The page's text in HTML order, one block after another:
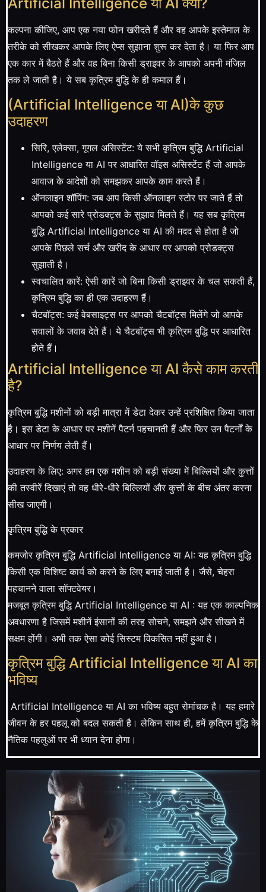
कल्पना कीजिए, आप एक नया फोन खरीदते हैं और वह आपके इस्तेमाल के
तरीके को सीखकर आपके लिए ऐप्स सुझाना शुरू कर देता है। या फिर आप
एक कार में बैठते हैं और वह बिना किसी ड्राइवर के आपको अपनी मंजिल
तक ले जाती है। ये सब कृत्रिम बुद्धि के ही कमाल हैं।
(Artificial Intelligence या AI)के कुछ
उदाहरण
सिरि, एलेक्सा, गूगल असिस्टेंट: ये सभी कृत्रिम बुद्धि Artificial
Intelligence या AI पर आधारित वॉइस असिस्टेंट हैं जो आपके
आवाज के आदेशों को समझकर आपके काम करते हैं।
ऑनलाइन शॉपिंग: जब आप किसी ऑनलाइन स्टोर पर जाते हैं तो
आपको कई सारे प्रोडक्ट्स के सुझाव मिलते हैं। यह सब कृत्रिम
बुद्धि Artificial Intelligence या AI की मदद से होता है जो
आपके पिछले सर्च और खरीद के आधार पर आपको प्रोडक्ट्स
सुझाती है।
स्वचालित कारें: ऐसी कारें जो बिना किसी ड्राइवर के चल सकती हैं,
कृत्रिम बुद्धि का ही एक उदाहरण हैं।
चैटबॉट्स: कई वेबसाइट्स पर आपको चैटबॉट्स मिलेंगे जो आपके
सवालों के जवाब देते हैं। ये चैटबॉट्स भी कृत्रिम बुद्धि पर आधारित
होते हैं।
Artificial Intelligence या AI कैसे काम करती
है?
कृत्रिम बुद्धि मशीनों को बड़ी मात्रा में डेटा देकर उन्हें प्रशिक्षित किया जाता
है। इस डेटा के आधार पर मशीनें पैटर्न पहचानती हैं और फिर उन पैटर्नों के
आधार पर निर्णय लेती हैं।
उदाहरण के लिए: अगर हम एक मशीन को बड़ी संख्या में बिल्लियों और कुत्तों
की तस्वीरें दिखाएं तो वह धीरे-धीरे बिल्लियों और कुत्तों के बीच अंतर करना
सीख जाएगी।
कृत्रिम बुद्धि के प्रकार
कमजोर कृत्रिम बुद्धि Artificial Intelligence या AI: यह कृत्रिम बुद्धि
किसी एक विशिष्ट कार्य को करने के लिए बनाई जाती है। जैसे, चेहरा
पहचानने वाला सॉफ्टवेयर।
मजबूत कृत्रिम बुद्धि Artificial Intelligence या AI : यह एक काल्पनिक
अवधारणा है जिसमें मशीनें इंसानों की तरह सोचने, समझने और सीखने में
सक्षम होंगी। अभी तक ऐसा कोई सिस्टम विकसित नहीं हुआ है।
कृत्रिम बुद्धि Artificial Intelligence या AI का
भविष्य
Artificial Intelligence या AI का भविष्य बहुत रोमांचक है। यह हमारे
जीवन के हर पहलू को बदल सकती है। लेकिन साथ ही, हमें कृत्रिम बुद्धि के
नैतिक पहलुओं पर भी ध्यान देना होगा।